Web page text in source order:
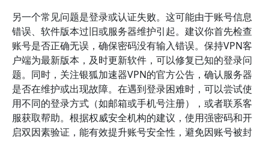
另一个常见问题是登录或认证失败。这可能由于账号信息
错误、软件版本过旧或服务器维护引起。建议你首先检查
账号是否正确无误，确保密码没有输入错误。保持VPN客
户端为最新版本，及时更新软件，可以修复已知的登录问
题。同时，关注银狐加速器VPN的官方公告，确认服务器
是否在维护或出现故障。在遇到登录困难时，可以尝试使
用不同的登录方式（如邮箱或手机号注册），或者联系客
服获取帮助。根据权威安全机构的建议，使用强密码和开
启双因素验证，能有效提升账号安全性，避免因账号被封